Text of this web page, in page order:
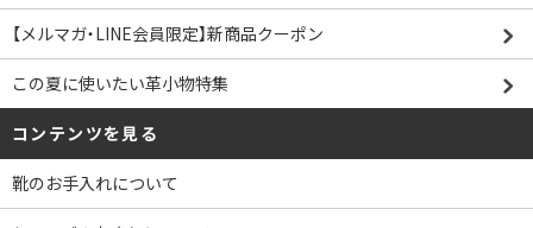
【メルマガ・LINE会員限定】新商品クーポン
この夏に使いたい革小物特集
コンテンツを見る
靴のお手入れについて